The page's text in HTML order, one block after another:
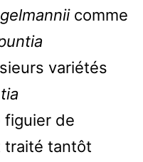
comme
variétés
figuier de
traité tantôt